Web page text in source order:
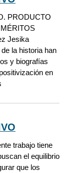
PRODUCTO
Jesika
la historia han
y biografías
en
trabajo tiene
el equilibrio
que los